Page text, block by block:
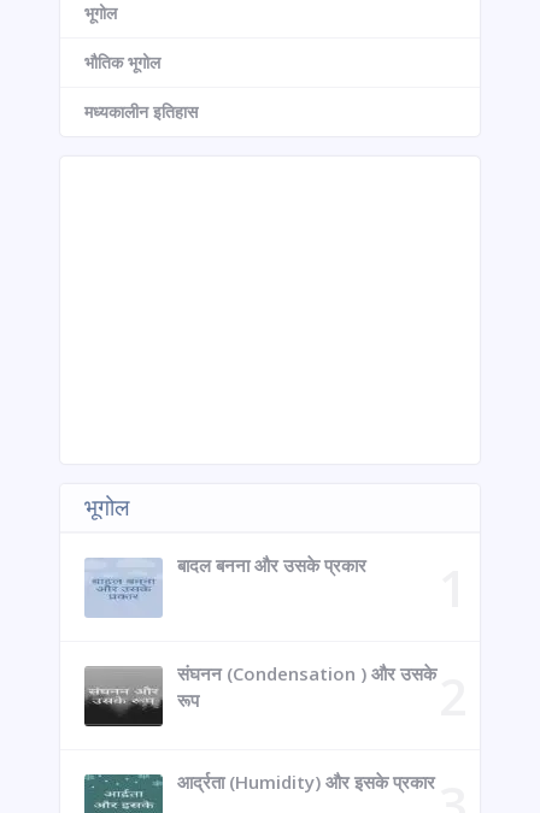
भूगोल
भौतिक भूगोल
मध्यकालीन इतिहास
भूगोल
बादल बनना और उसके प्रकार
संघनन (Condensation ) और उसके
रूप
आर्द्रता (Humidity) और इसके प्रकार